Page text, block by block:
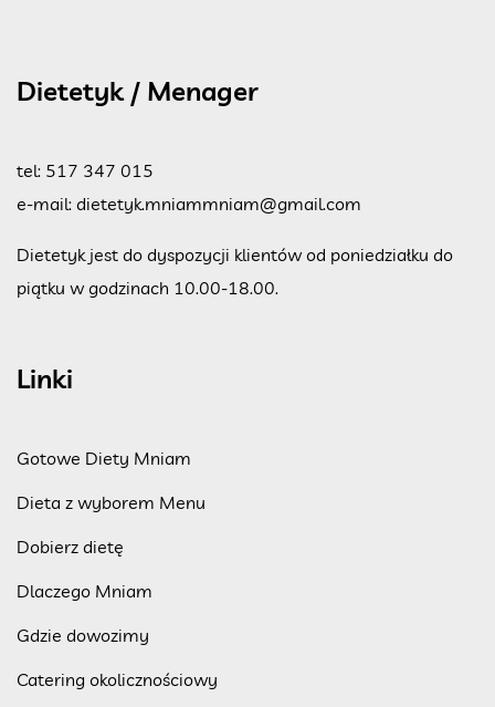
Dietetyk / Menager
tel: 517 347 015
e-mail: dietetyk.mniammniam@gmail.com
Dietetyk jest do dyspozycji klientów od poniedziałku do
piątku w godzinach 10.00-18.00.
Linki
Gotowe Diety Mniam
Dieta z wyborem Menu
Dobierz dietę
Dlaczego Mniam
Gdzie dowozimy
Catering okolicznościowy